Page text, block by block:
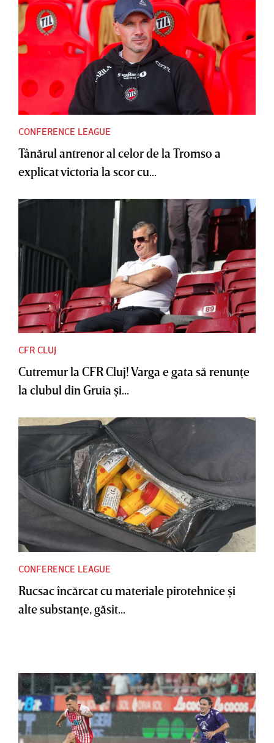
CONFERENCE LEAGUE
Tânărul antrenor al celor de la Tromso a
explicat victoria la scor cu...
CFR CLUJ
Cutremur la CFR Cluj! Varga e gata să renunţe
la clubul din Gruia şi...
CONFERENCE LEAGUE
Rucsac încărcat cu materiale pirotehnice şi
alte substanţe, găsit...